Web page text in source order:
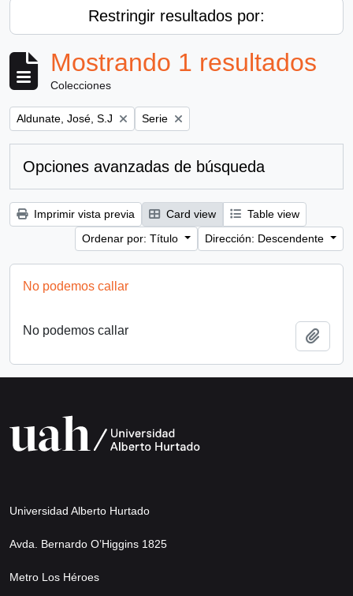
Restringir resultados por:
Mostrando 1 resultados
Colecciones
Remove filter:
Aldunate, José, S.J Remove filter:
Serie
Opciones avanzadas de búsqueda
Imprimir vista previa Card view
Table view
Ordenar por: Título
Dirección: Descendente
No podemos callar
No podemos callar
Universidad Alberto Hurtado
Avda. Bernardo O’Higgins 1825
Metro Los Héroes